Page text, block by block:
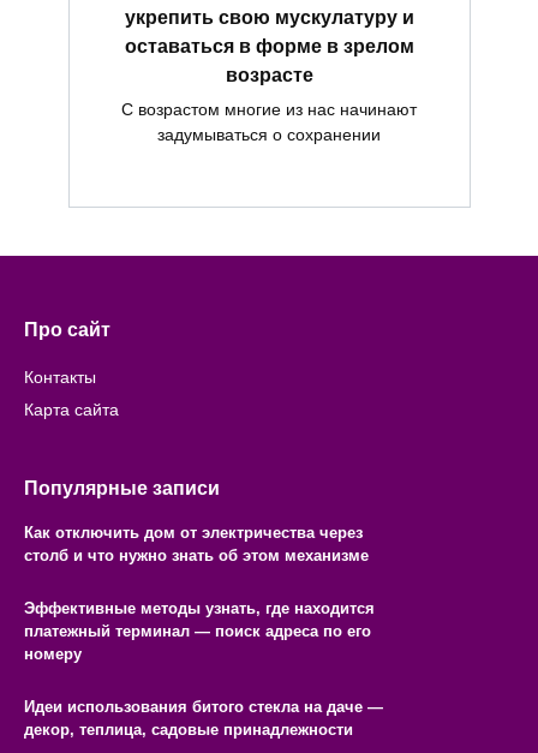
укрепить свою мускулатуру и
оставаться в форме в зрелом
возрасте
С возрастом многие из нас начинают
задумываться о сохранении
Про сайт
Контакты
Карта сайта
Популярные записи
Как отключить дом от электричества через
столб и что нужно знать об этом механизме
Эффективные методы узнать, где находится
платежный терминал — поиск адреса по его
номеру
Идеи использования битого стекла на даче —
декор, теплица, садовые принадлежности